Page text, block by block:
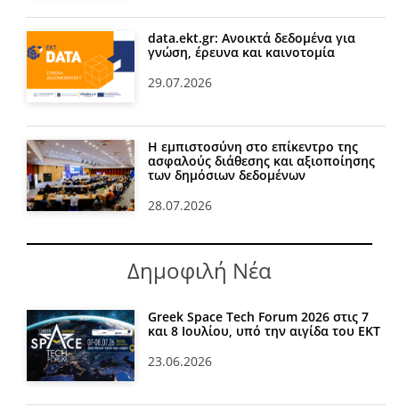
data.ekt.gr: Ανοικτά δεδομένα για
γνώση, έρευνα και καινοτομία
29.07.2026
Η εμπιστοσύνη στο επίκεντρο της
ασφαλούς διάθεσης και αξιοποίησης
των δημόσιων δεδομένων
28.07.2026
Δημοφιλή Νέα
Greek Space Tech Forum 2026 στις 7
και 8 Ιουλίου, υπό την αιγίδα του ΕΚΤ
23.06.2026